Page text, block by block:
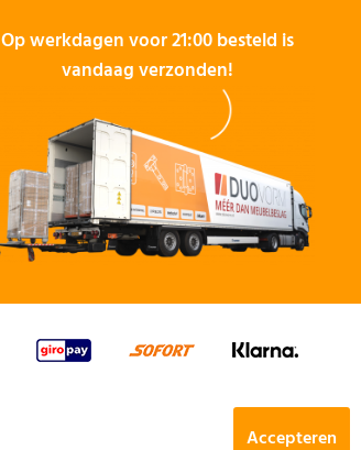
Op werkdagen voor 21:00 besteld is
vandaag verzonden!
Accepteren